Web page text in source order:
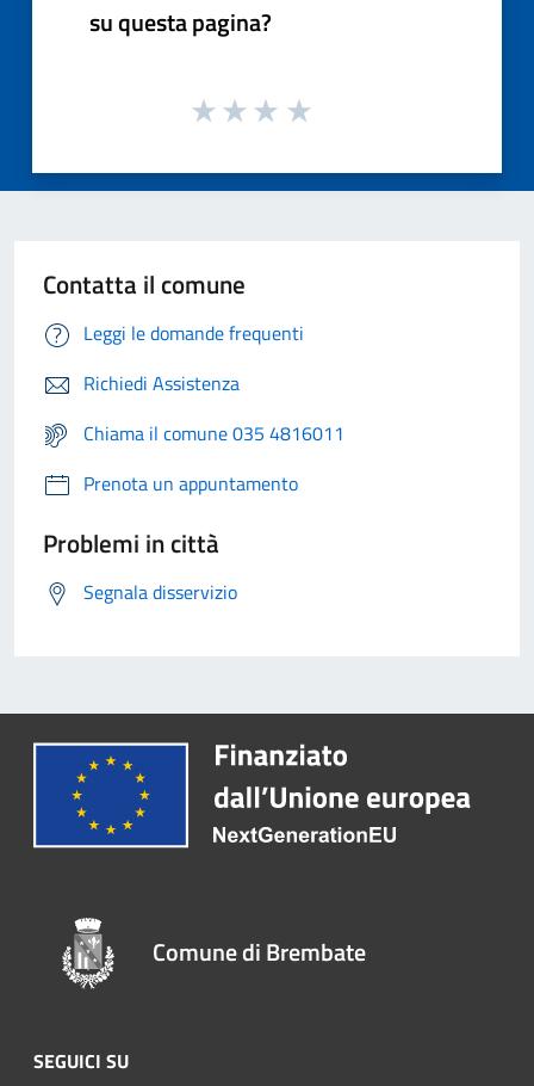
su questa pagina?
Contatta il comune
Leggi le domande frequenti
Richiedi Assistenza
Chiama il comune 035 4816011
Prenota un appuntamento
Problemi in città
Segnala disservizio
Comune di Brembate
SEGUICI SU